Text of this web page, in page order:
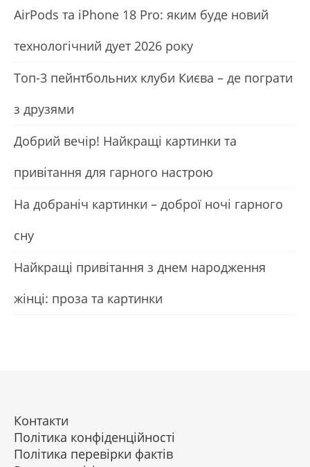
АirРods та iРhone 18 Рro: яким буде новий
технологічний дует 2026 року
Топ-3 пейнтбольних клуби Києва – де пограти
з друзями
Добрий вечір! Найкращі картинки та
привітання для гарного настрою
На добраніч картинки – доброї ночі гарного
сну
Найкращі привітання з днем народження
жінці: проза та картинки
Контакти
Політика конфіденційності
Політика перевірки фактів